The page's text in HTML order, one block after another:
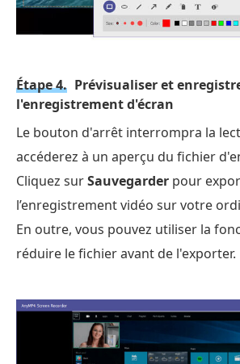
Étape 4. Prévisualiser et
l'enregistrement d'écran
Le bouton d'arrêt interrompra la
accéderez à un aperçu du fichier
Cliquez surSauvegarder pour
l’enregistrement vidéo sur votre
En outre, vous pouvez utiliser la
réduire le fichier avant de l'exporter.